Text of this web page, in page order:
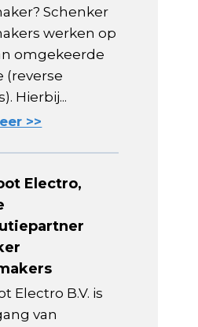
Schenker
werken op
omgekeerde
(reverse
Hierbij...
>>
Electro,
Electro B.V. is
van